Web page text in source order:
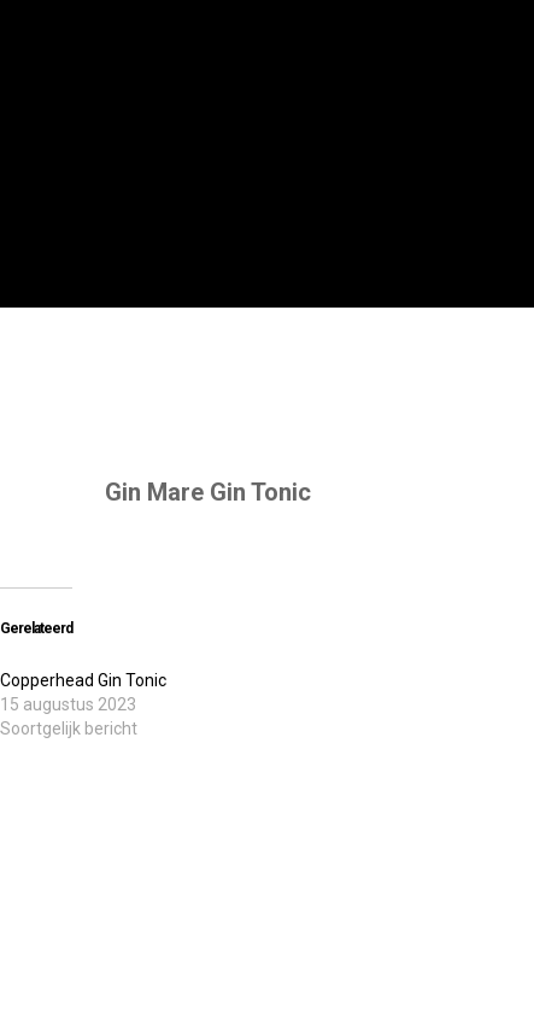
Gin Mare Gin Tonic
Gerelateerd
Copperhead Gin Tonic
15 augustus 2023
Soortgelijk bericht